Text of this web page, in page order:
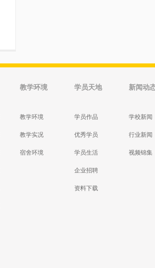
教学环境
教学环境
教学实况
宿舍环境
学员天地
学员作品
优秀学员
学员生活
企业招聘
资料下载
新闻动
学校新闻
行业新闻
视频锦集